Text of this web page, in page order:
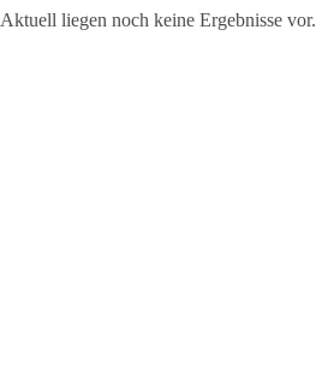
Aktuell liegen noch keine Ergebnisse vor.